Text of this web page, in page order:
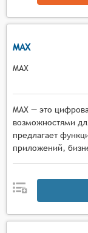
MAX
MAX
MAX — это
возможностями
предлагает
приложений,